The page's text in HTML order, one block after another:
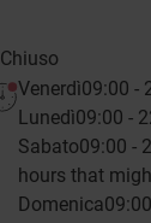
Chiuso
Venerdì09:00 -
Lunedì09:00 -
Sabato09:00 -
hours that
Domenica